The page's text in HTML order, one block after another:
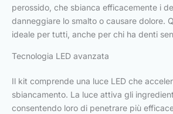
perossido, che sbianca efficacemente i
danneggiare lo smalto o causare dolore.
ideale per tutti, anche per chi ha denti
Tecnologia LED avanzata
Il kit comprende una luce LED che
sbiancamento. La luce attiva gli
consentendo loro di penetrare più